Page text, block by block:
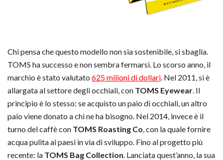
Chi pensa che questo modello non sia sostenibile, si sbaglia.
TOMS ha successo e non sembra fermarsi. Lo scorso anno, il
marchio è stato valutato 625 milioni di dollari. Nel 2011, si è
allargata al settore degli occhiali, con TOMS Eyewear. Il
principio è lo stesso: se acquisto un paio di occhiali, un altro
paio viene donato a chi ne ha bisogno. Nel 2014, invece è il
turno del caffè con TOMS Roasting Co, con la quale fornire
acqua pulita ai paesi in via di sviluppo. Fino al progetto più
recente: la TOMS Bag Collection. Lanciata quest’anno, la sua